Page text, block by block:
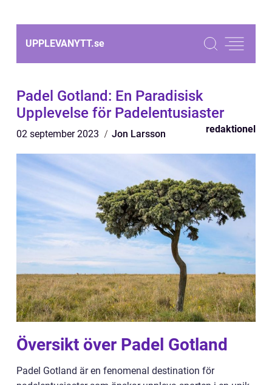
UPPLEVANYTT.se
Padel Gotland: En Paradisisk
Upplevelse för Padelentusiaster
02 september 2023 Jon Larsson redaktionel
Översikt över Padel Gotland
Padel Gotland är en fenomenal destination för